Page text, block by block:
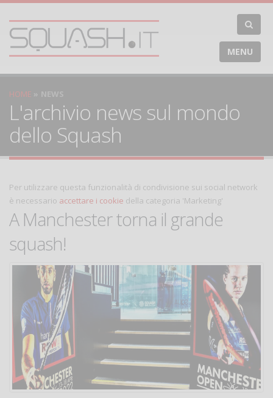
MENU
HOME NEWS
L'archivio news sul mondo
dello Squash
Per utilizzare questa funzionalità di condivisione sui social network
è necessario accettare i cookie della categoria 'Marketing'
A Manchester torna il grande
squash!